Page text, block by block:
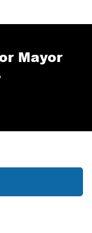
Mayor